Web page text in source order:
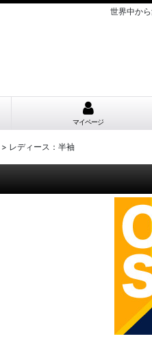
世界中か
マイページ
> レディース：半袖